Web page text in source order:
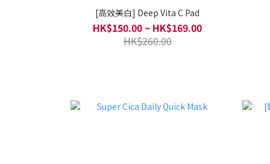
[高效美白] Deep Vita C Pad
HK$150.00 ~ HK$169.00
HK$260.00